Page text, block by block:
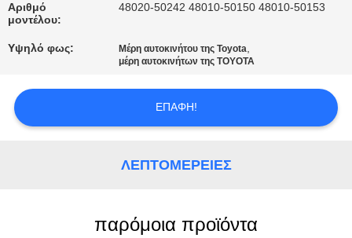
ΕΠΙΚΟΙΝΩΝΉΣΤΕ
ΜΑΖΊ
ΝΈΑ
ΠΡΟΣΦΟΡΆ
Αριθμό
μοντέλου:
48020-50242 48010-50150 48010-50153
Υψηλό φως: Μέρη αυτοκινήτου της Toyota,
μέρη αυτοκινήτων της TOYOTA
ΕΠΑΦΉ!
ΛΕΠΤΟΜΈΡΕΙΕΣ
παρόμοια προϊόντα